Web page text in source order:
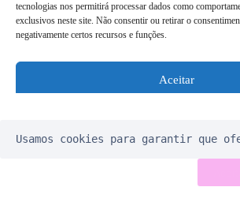
tecnologias nos permitirá processar dados como
exclusivos neste site. Não consentir ou retirar o
negativamente certos recursos e funções.
Aceitar
Wiki Acupuntura – Medicina
Usamos cookies para garantir que
Ze Xie ou Rhizoma Alismatis
Mu Tong ou
Radix Glycyrrhizae